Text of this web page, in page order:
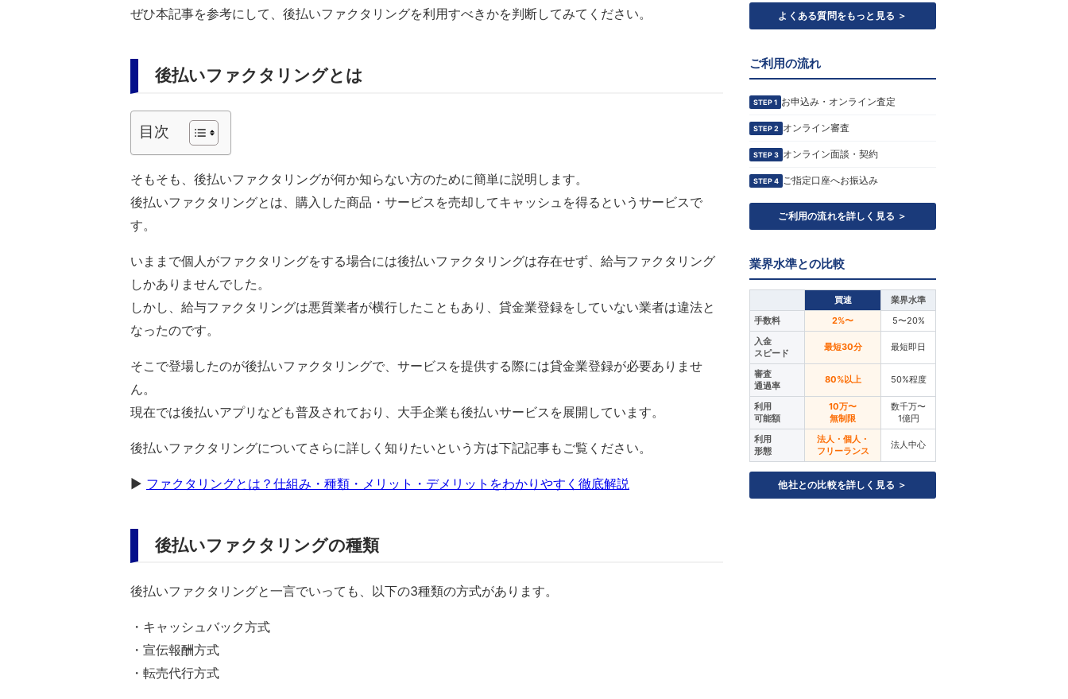
ぜひ本記事を参考にして、後払いファクタリングを利用すべきかを判断してみてください。
後払いファクタリングとは
目次
そもそも、後払いファクタリングが何か知らない方のために簡単に説明します。
後払いファクタリングとは、購入した商品・サービスを売却してキャッシュを得るというサービスで
す。
いままで個人がファクタリングをする場合には後払いファクタリングは存在せず、給与ファクタリング
しかありませんでした。
しかし、給与ファクタリングは悪質業者が横行したこともあり、貸金業登録をしていない業者は違法と
なったのです。
そこで登場したのが後払いファクタリングで、サービスを提供する際には貸金業登録が必要ありませ
ん。
現在では後払いアプリなども普及されており、大手企業も後払いサービスを展開しています。
後払いファクタリングについてさらに詳しく知りたいという方は下記記事もご覧ください。
▶ ファクタリングとは？仕組み・種類・メリット・デメリットをわかりやすく徹底解説
後払いファクタリングの種類
後払いファクタリングと一言でいっても、以下の3種類の方式があります。
・キャッシュバック方式
・宣伝報酬方式
・転売代行方式
よくある質問をもっと見る ＞
ご利用の流れ
STEP 1 お申込み・オンライン査定
STEP 2 オンライン審査
STEP 3 オンライン面談・契約
STEP 4 ご指定口座へお振込み
ご利用の流れを詳しく見る ＞
業界水準との比較
買速
業界水準
手数料
2%〜
5〜20%
入金
スピード
最短30分 最短即日
審査
通過率
80%以上 50%程度
利用
可能額
10万〜
無制限
数千万〜
1億円
利用
形態
法人・個人・
フリーランス
法人中心
他社との比較を詳しく見る ＞